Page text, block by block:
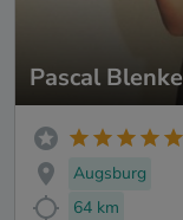
Pascal Blenke
Augsburg
64 km